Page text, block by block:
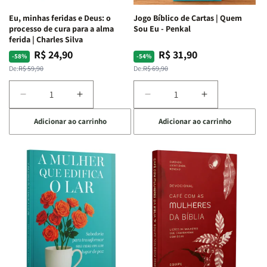
Espirituais
|
Estela
Espirituais
|
Eu, minhas feridas e Deus: o
processo de cura para a alma
ferida | Charles Silva
-58%
Preço
normal
De:R$ 59,90
Preço
promocional
R$ 24,90
Diminuir
a
quantidade
de
Eu,
minhas
feridas
e
Deus:
o
processo
de
cura
para
Aumentar
a
quantidade
de
Eu,
minhas
feridas
e
Deus:
o
processo
de
cura
para
Adicionar ao carrinho
Jogo Bíblico de Cartas | Quem
Sou Eu - Penkal
-54%
Preço
normal
De:R$ 69,90
Preço
promocional
R$ 31,90
Diminuir
a
quantidade
de
Jogo
Bíblico
de
Cartas
Quem
Sou
Eu
Penkal
Aumentar
a
quantidade
de
Jogo
Bíblico
Cartas
|
Quem
Sou
Eu
-
Penkal
Adicionar ao carrinho